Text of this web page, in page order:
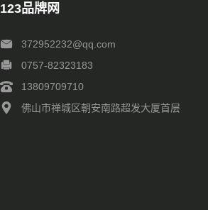
123品牌网
372952232@qq.com
0757-82323183
13809709710
佛山市禅城区朝安南路超发大厦首层